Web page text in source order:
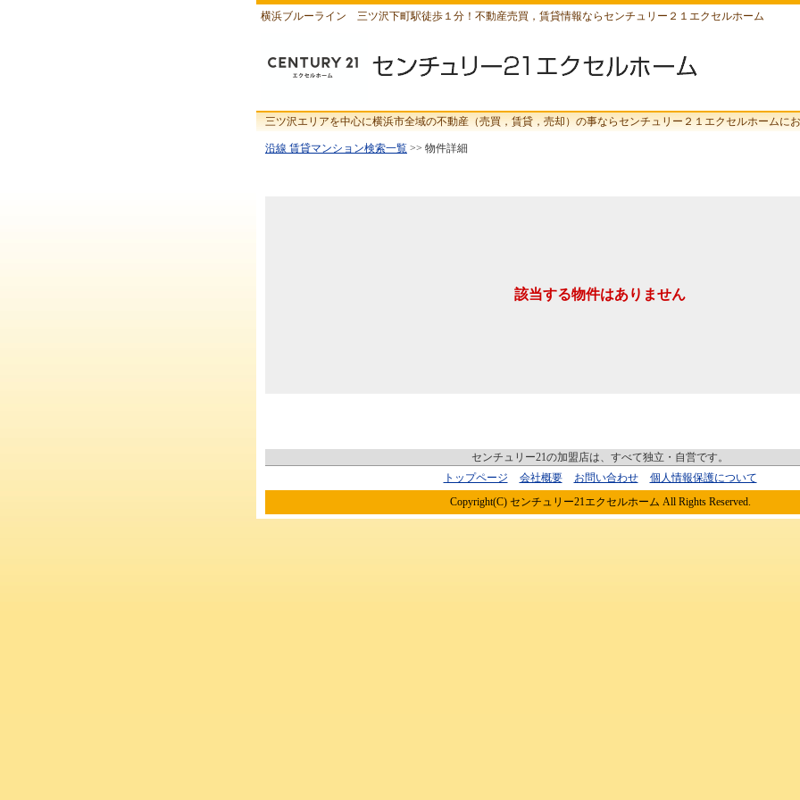
横浜ブルーライン 三ツ沢下町駅徒歩１分！不動産売買，賃貸情報ならセンチュリー２１エクセルホーム
三ツ沢エリアを中心に横浜市全域の不動産（売買，賃貸，売却）の事ならセンチュリー２１エクセルホームに
沿線 賃貸マンション検索一覧 >> 物件詳細
該当する物件はありません
センチュリー21の加盟店は、すべて独立・自営です。
トップページ
会社概要 お問い合わせ
個人情報保護について
Copyright(C) センチュリー21エクセルホーム All Rights Reserved.